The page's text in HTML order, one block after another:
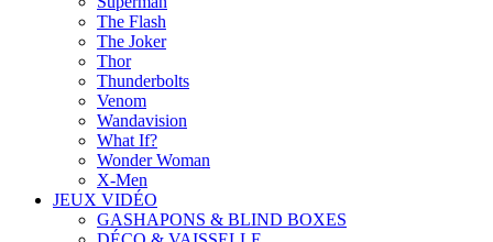
The Flash
The Joker
Thor
Thunderbolts
Venom
Wandavision
What If?
Wonder Woman
X-Men
JEUX VIDÉO
GASHAPONS & BLIND BOXES